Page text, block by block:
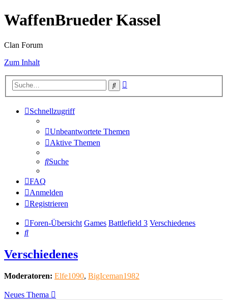
WaffenBrueder Kassel
Clan Forum
Zum Inhalt
Suche
Schnellzugriff
Unbeantwortete Themen
Aktive Themen
Suche
FAQ
Anmelden
Registrieren
Foren-Übersicht Games Battlefield 3 Verschiedenes
Suche
Verschiedenes
Moderatoren: Elfe1090, BigIceman1982
Neues Thema